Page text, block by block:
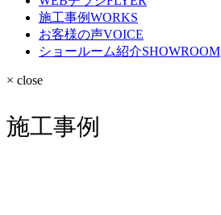
施工事例WORKS
お客様の声VOICE
ショールーム紹介SHOWROOM
× close
施工事例